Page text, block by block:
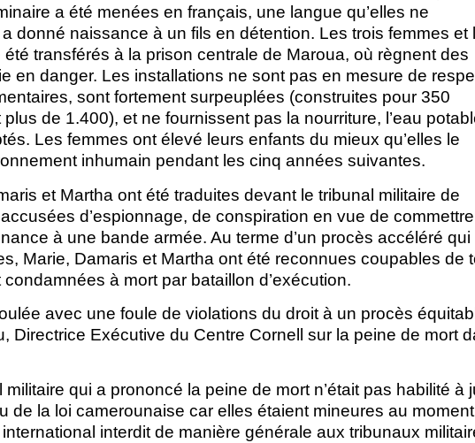
a été menées en français, une langue qu’elles ne
donné naissance à un fils en détention. Les trois femmes et
transférés à la prison centrale de Maroua, où règnent des
en danger. Les installations ne sont pas en mesure de
sont fortement surpeuplées (construites pour 350
de 1.400), et ne fournissent pas la nourriture, l’eau
Les femmes ont élevé leurs enfants du mieux qu’elles le
inhumain pendant les cinq années suivantes.
et Martha ont été traduites devant le tribunal militaire de
d’espionnage, de conspiration en vue de
à une bande armée. Au terme d’un procès accéléré qui
Marie, Damaris et Martha ont été reconnues coupables de
à mort par bataillon d’exécution.
avec une foule de violations du droit à un procès
Directrice Exécutive du Centre Cornell sur la peine de mort
qui a prononcé la peine de mort n’était pas habilité à
de la loi camerounaise car elles étaient mineures au
interdit de manière générale aux tribunaux